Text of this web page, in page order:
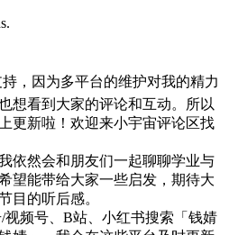
持，因为多平台的维护对我的精力
想看到大家的评论和互动。所以
更新啦！欢迎来小宇宙评论区找
依然会和朋友们一起聊聊学业与
望能带给大家一些启发，期待大
目的听后感。
视频号、B站、小红书搜索「钱婧